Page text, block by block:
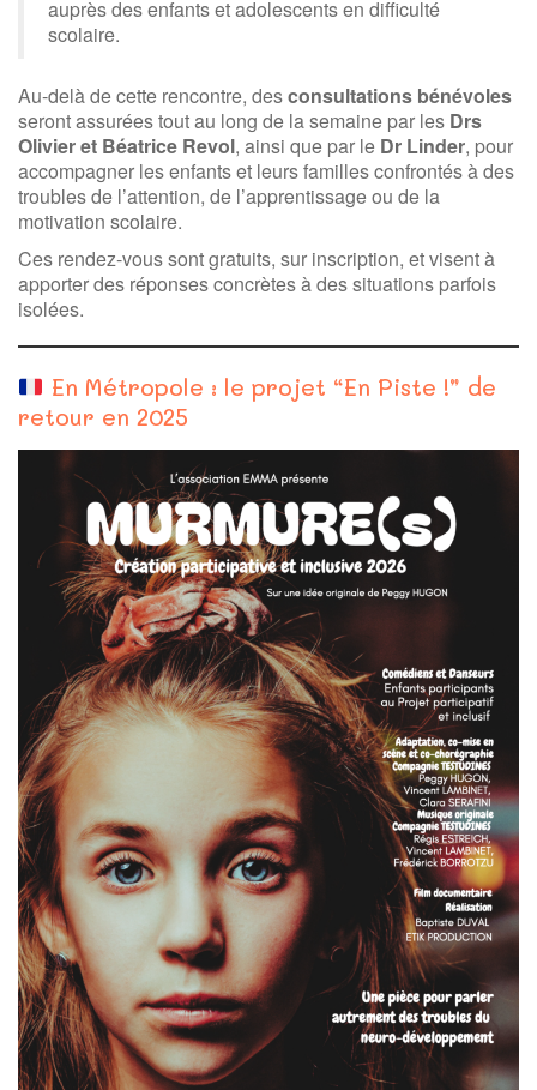
auprès des enfants et adolescents en difficulté
scolaire.
Au-delà de cette rencontre, desconsultations bénévoles
seront assurées tout au long de la semaine par les Drs
Olivier et Béatrice Revol, ainsi que par le Dr Linder, pour
accompagner les enfants et leurs familles confrontés à des
troubles de l’attention, de l’apprentissage ou de la
motivation scolaire.
Ces rendez-vous sont gratuits, sur inscription, et visent à
apporter des réponses concrètes à des situations parfois
isolées.
En Métropole : le projet “En Piste !” de
retour en 2025